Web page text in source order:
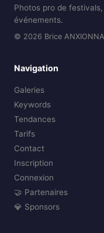
Photos pro de
événements.
© 2026 Brice
Navigation
Galeries
Keywords
Tendances
Tarifs
Contact
Inscription
Connexion
🤝 Partenaires
💎 Sponsors